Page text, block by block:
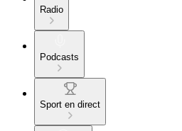
Radio
Podcasts
Sport en direct